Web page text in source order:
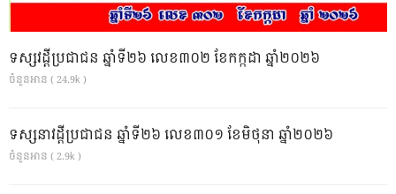
ទស្សវដ្តីប្រជាជន ឆ្នាំទី២៦ លេខ៣០២ ខែកក្កដា ឆ្នាំ២០២៦
ចំនួនអាន ( 24.9k )
ទស្សនាវដ្ដីប្រជាជន ឆ្នាំទី២៦ លេខ៣០១ ខែមិថុនា ឆ្នាំ២០២៦
ចំនួនអាន ( 2.9k )